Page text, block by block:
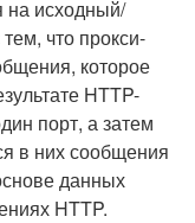
на исходный/
что прокси-
которое
HTTP-
порт, а затем
в них сообщения
данных
HTTP.